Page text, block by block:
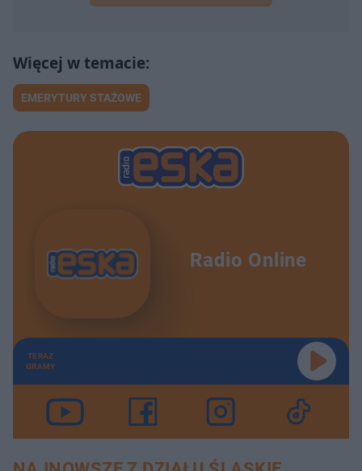
EMERYTURY STAŻOWE
Radio Online
TERAZ
GRAMY